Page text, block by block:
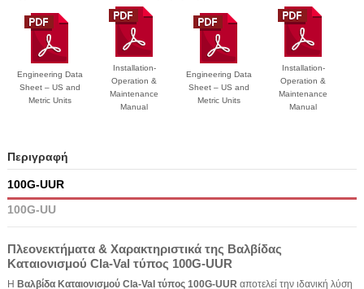
Engineering Data
Sheet – US and
Metric Units
Installation-
Operation &
Maintenance
Manual
Engineering Data
Sheet – US and
Metric Units
Installation-
Operation &
Maintenance
Manual
Περιγραφή
100G-UUR
100G-UU
Πλεονεκτήματα & Χαρακτηριστικά της Βαλβίδας
Καταιονισμού Cla-Val τύπος 100G-UUR
Η Βαλβίδα Καταιονισμού Cla-Val τύπος 100G-UUR αποτελεί την ιδανική λύση